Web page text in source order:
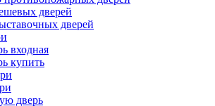
дверей
дверей
входная
купить
дверь